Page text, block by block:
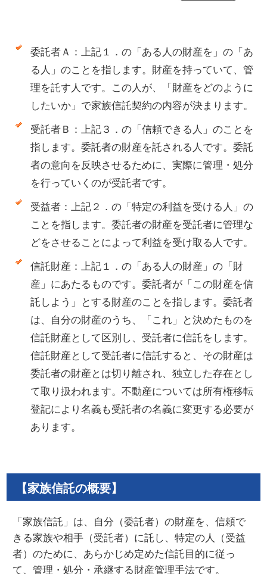
委託者Ａ：上記１．の「ある人の財産を」の「あ
る人」のことを指します。財産を持っていて、管
理を託す人です。この人が、「財産をどのように
したいか」で家族信託契約の内容が決まります。
受託者Ｂ：上記３．の「信頼できる人」のことを
指します。委託者の財産を託される人です。委託
者の意向を反映させるために、実際に管理・処分
を行っていくのが受託者です。
受益者：上記２．の「特定の利益を受ける人」の
ことを指します。委託者の財産を受託者に管理な
どをさせることによって利益を受け取る人です。
信託財産：上記１．の「ある人の財産」の「財
産」にあたるものです。委託者が「この財産を信
託しよう」とする財産のことを指します。委託者
は、自分の財産のうち、「これ」と決めたものを
信託財産として区別し、受託者に信託をします。
信託財産として受託者に信託すると、その財産は
委託者の財産とは切り離され、独立した存在とし
て取り扱われます。不動産については所有権移転
登記により名義も受託者の名義に変更する必要が
あります。
【家族信託の概要】
「家族信託」は、自分（委託者）の財産を、信頼で
きる家族や相手（受託者）に託し、特定の人（受益
者）のために、あらかじめ定めた信託目的に従っ
て、管理・処分・承継する財産管理手法です。